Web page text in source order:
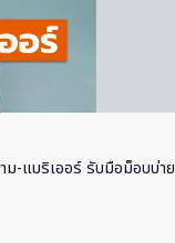
-แบริเออร์ รับมือม็อบบ่าย